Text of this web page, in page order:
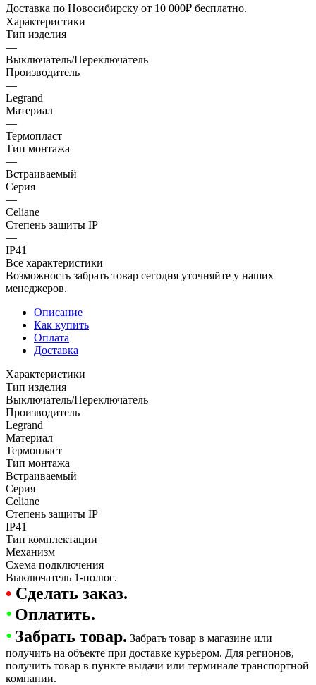
Доставка по Новосибирску от 10 000₽ бесплатно.
Характеристики
Тип изделия
—
Выключатель/Переключатель
Производитель
—
Legrand
Материал
—
Термопласт
Тип монтажа
—
Встраиваемый
Серия
—
Celiane
Степень защиты IP
—
IP41
Все характеристики
Возможность забрать товар сегодня уточняйте у наших
менеджеров.
Описание
Как купить
Оплата
Доставка
Характеристики
Тип изделия
Выключатель/Переключатель
Производитель
Legrand
Материал
Термопласт
Тип монтажа
Встраиваемый
Серия
Celiane
Степень защиты IP
IP41
Тип комплектации
Механизм
Схема подключения
Выключатель 1-полюс.
• Сделать заказ.
• Оплатить.
• Забрать товар. Забрать товар в магазине или
получить на объекте при доставке курьером. Для регионов,
получить товар в пункте выдачи или терминале транспортной
компании.